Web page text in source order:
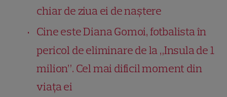
chiar de ziua ei de naștere
Cine este Diana Gomoi, fotbalista în
pericol de eliminare de la „Insula de 1
milion”. Cel mai dificil moment din
viața ei